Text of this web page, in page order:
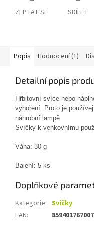
ZEPTAT SE SDÍLET
Popis Hodnocení (1)
Detailní popis
Hřbitovní svíce nebo
vyhoření. Proto je
náhrobní lampě
Svíčky k venkovnímu
Váha: 30 g
Balení: 5 ks
Doplňkové
Kategorie: Svíčky
EAN: